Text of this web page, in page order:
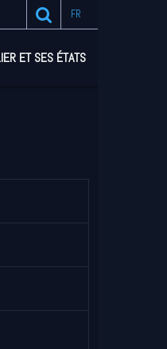
ET SES ÉTATS
FR